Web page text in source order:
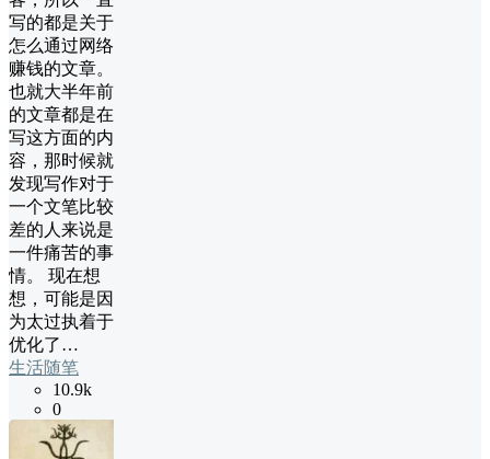
写的都是关于
怎么通过网络
赚钱的文章。
也就大半年前
的文章都是在
写这方面的内
容，那时候就
发现写作对于
一个文笔比较
差的人来说是
一件痛苦的事
情。 现在想
想，可能是因
为太过执着于
优化了…
生活随笔
10.9k
0